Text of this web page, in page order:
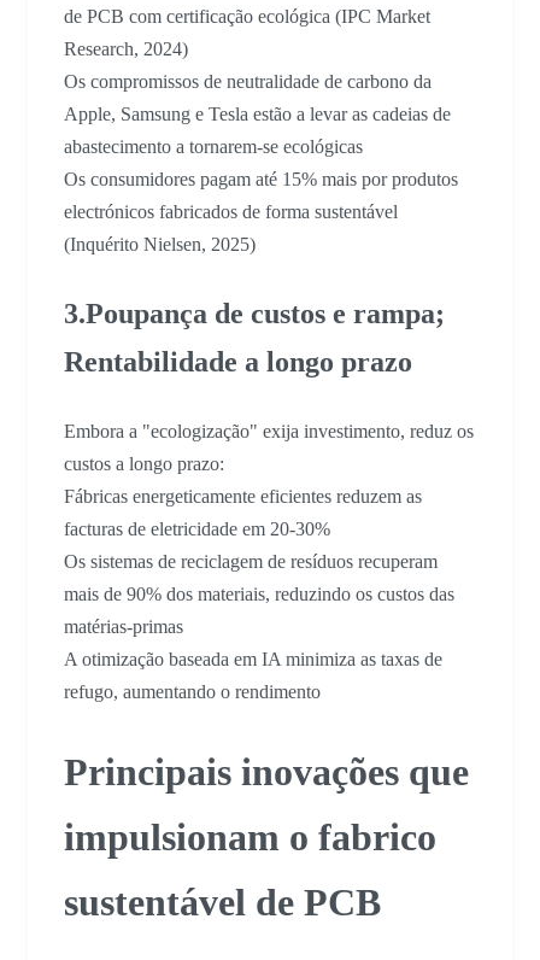
de PCB com certificação ecológica (IPC Market
Research, 2024)
Os compromissos de neutralidade de carbono da
Apple, Samsung e Tesla estão a levar as cadeias de
abastecimento a tornarem-se ecológicas
Os consumidores pagam até 15% mais por produtos
electrónicos fabricados de forma sustentável
(Inquérito Nielsen, 2025)
3.Poupança de custos e rampa;
Rentabilidade a longo prazo
Embora a "ecologização" exija investimento, reduz os
custos a longo prazo:
Fábricas energeticamente eficientes reduzem as
facturas de eletricidade em 20-30%
Os sistemas de reciclagem de resíduos recuperam
mais de 90% dos materiais, reduzindo os custos das
matérias-primas
A otimização baseada em IA minimiza as taxas de
refugo, aumentando o rendimento
Principais inovações que
impulsionam o fabrico
sustentável de PCB